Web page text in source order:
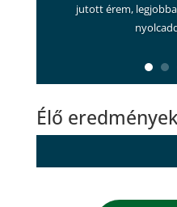
jutott érem,
Élő